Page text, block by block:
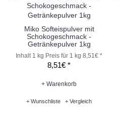
Miko Softeispulver mit
Schokogeschmack -
Getränkepulver 1kg
Inhalt 1 kg Preis für 1 kg 8,51€ *
8,51€ *
+ Warenkorb
+ Wunschliste + Vergleich